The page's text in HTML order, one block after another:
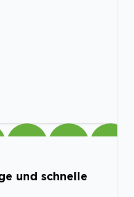
und schnelle